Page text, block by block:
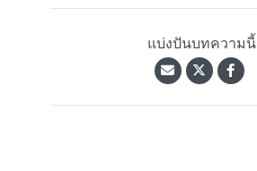
แบ่งปันบทความนี้